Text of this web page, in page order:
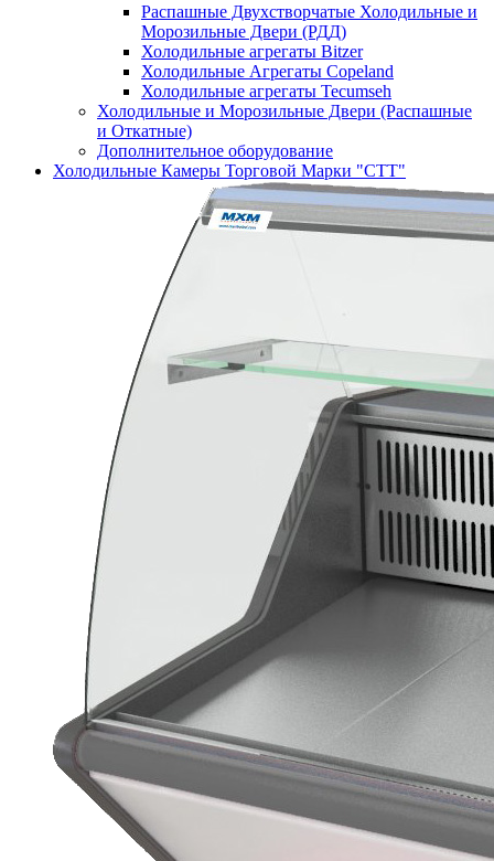
Распашные Двухстворчатые Холодильные и
Морозильные Двери (РДД)
Холодильные агрегаты Bitzer
Холодильные Агрегаты Copeland
Холодильные агрегаты Tecumseh
Холодильные и Морозильные Двери (Распашные
и Откатные)
Дополнительное оборудование
Холодильные Камеры Торговой Марки "СТТ"